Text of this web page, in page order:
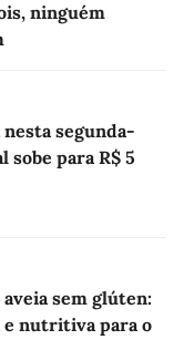
ninguém
segunda-
para R$ 5
aveia sem glúten:
nutritiva para o